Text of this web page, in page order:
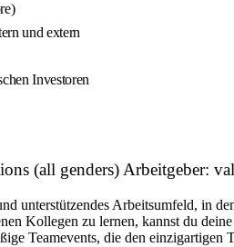
und extern
Investoren
(all genders) Arbeitgeber:
unterstützendes Arbeitsumfeld, in
Kollegen zu lernen, kannst du
Teamevents, die den einzigartigen